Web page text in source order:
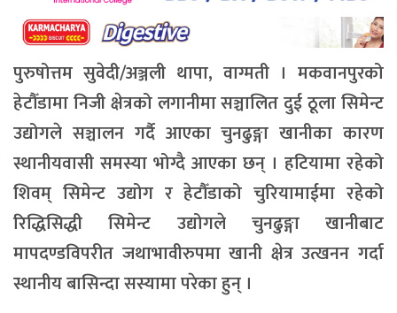
पुरुषोत्तम सुवेदी/अञ्जली थापा, वाग्मती । मकवानपुरको
हेटौँडामा निजी क्षेत्रको लगानीमा सञ्चालित दुई ठूला सिमेन्ट
उद्योगले सञ्चालन गर्दै आएका चुनढुङ्गा खानीका कारण
स्थानीयवासी समस्या भोग्दै आएका छन् । हटियामा रहेको
शिवम् सिमेन्ट उद्योग र हेटौँडाको चुरियामाईमा रहेको
रिद्धिसिद्धी सिमेन्ट उद्योगले चुनढुङ्गा खानीबाट
मापदण्डविपरीत जथाभावीरुपमा खानी क्षेत्र उत्खनन गर्दा
स्थानीय बासिन्दा सस्यामा परेका हुन् ।